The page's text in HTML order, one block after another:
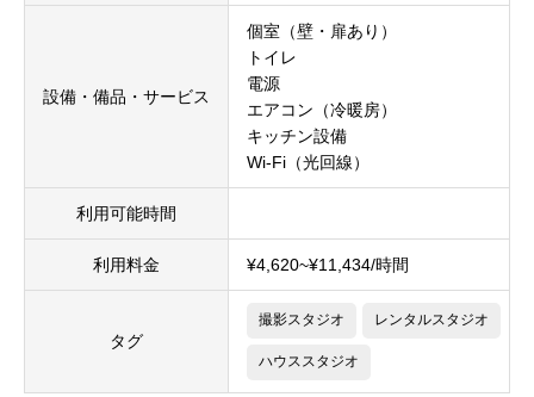
設備・備品・サービス
個室（壁・扉あり）
トイレ
電源
エアコン（冷暖房）
キッチン設備
Wi-Fi（光回線）
利用可能時間
利用料金 ¥4,620~¥11,434/時間
タグ
撮影スタジオ レンタルスタジオ
ハウススタジオ